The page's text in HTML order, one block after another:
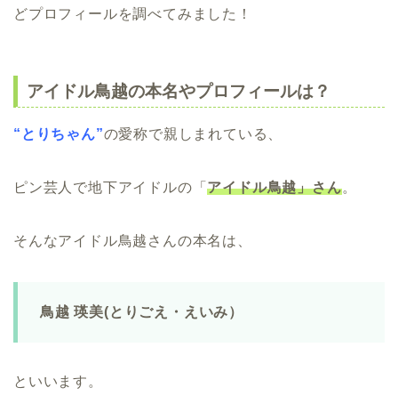
どプロフィールを調べてみました！
アイドル鳥越の本名やプロフィールは？
“とりちゃん”の愛称で親しまれている、
ピン芸人で地下アイドルの「アイドル鳥越」さん。
そんなアイドル鳥越さんの本名は、
鳥越 瑛美(とりごえ・えいみ）
といいます。